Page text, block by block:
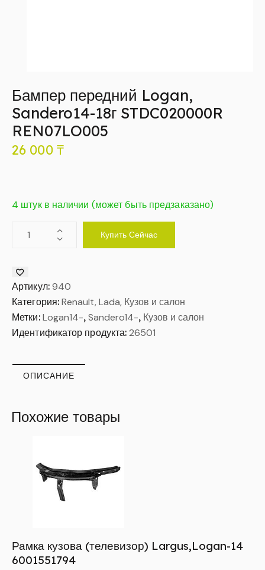
Бампер передний Logan,
Sandero14-18г STDC020000R
REN07LO005
26 000 ₸
4 штук в наличии (может быть предзаказано)
Купить Сейчас
Артикул: 940
Категория:Renault, Lada, Кузов и салон
Метки: Logan14-, Sandero14-, Кузов и салон
Идентификатор продукта:26501
ОПИСАНИЕ
Похожие товары
Рамка кузова (телевизор) Largus,Logan-14
6001551794